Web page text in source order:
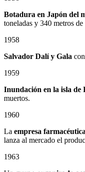
Botadura en Japón del
toneladas y 340 metros de
1958
Salvador Dalí y Gala
1959
Inundación en la isla de
muertos.
1960
La empresa
lanza al mercado el
1963